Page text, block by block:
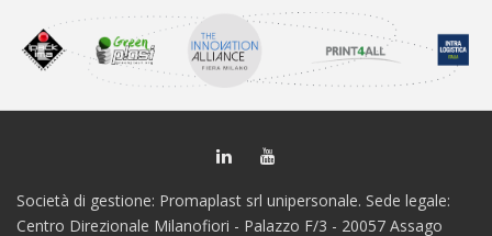
Società di gestione: Promaplast srl unipersonale. Sede legale:
Centro Direzionale Milanofiori - Palazzo F/3 - 20057 Assago